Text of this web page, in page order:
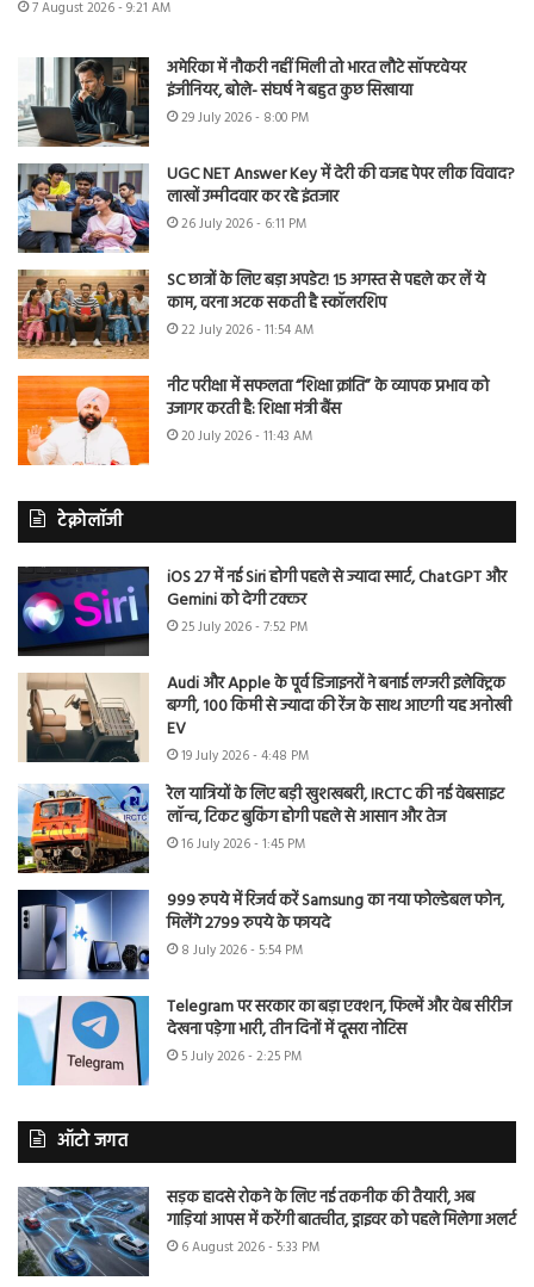
7 August 2026 - 9:21 AM
अमेरिका में नौकरी नहीं मिली तो भारत लौटे सॉफ्टवेयर
इंजीनियर, बोले- संघर्ष ने बहुत कुछ सिखाया
29 July 2026 - 8:00 PM
UGC NET Answer Key में देरी की वजह पेपर लीक विवाद?
लाखों उम्मीदवार कर रहे इंतजार
26 July 2026 - 6:11 PM
SC छात्रों के लिए बड़ा अपडेट! 15 अगस्त से पहले कर लें ये
काम, वरना अटक सकती है स्कॉलरशिप
22 July 2026 - 11:54 AM
नीट परीक्षा में सफलता “शिक्षा क्रांति” के व्यापक प्रभाव को
उजागर करती है: शिक्षा मंत्री बैंस
20 July 2026 - 11:43 AM
टेक्नोलॉजी
iOS 27 में नई Siri होगी पहले से ज्यादा स्मार्ट, ChatGPT और
Gemini को देगी टक्कर
25 July 2026 - 7:52 PM
Audi और Apple के पूर्व डिजाइनरों ने बनाई लग्जरी इलेक्ट्रिक
बग्गी, 100 किमी से ज्यादा की रेंज के साथ आएगी यह अनोखी
EV
19 July 2026 - 4:48 PM
रेल यात्रियों के लिए बड़ी खुशखबरी, IRCTC की नई वेबसाइट
लॉन्च, टिकट बुकिंग होगी पहले से आसान और तेज
16 July 2026 - 1:45 PM
999 रुपये में रिजर्व करें Samsung का नया फोल्डेबल फोन,
मिलेंगे 2799 रुपये के फायदे
8 July 2026 - 5:54 PM
Telegram पर सरकार का बड़ा एक्शन, फिल्में और वेब सीरीज
देखना पड़ेगा भारी, तीन दिनों में दूसरा नोटिस
5 July 2026 - 2:25 PM
ऑटो जगत
सड़क हादसे रोकने के लिए नई तकनीक की तैयारी, अब
गाड़ियां आपस में करेंगी बातचीत, ड्राइवर को पहले मिलेगा अलर्ट
6 August 2026 - 5:33 PM